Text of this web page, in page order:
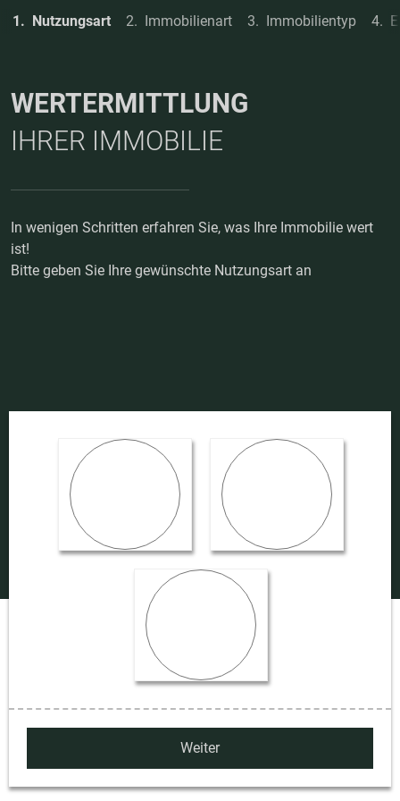
Nutzungsart Immobilienart Immobilientyp
WERTERMITTLUNG
IHRER IMMOBILIE
In wenigen Schritten erfahren Sie, was Ihre Immobilie wert
ist!
Bitte geben Sie Ihre gewünschte Nutzungsart an
Weiter